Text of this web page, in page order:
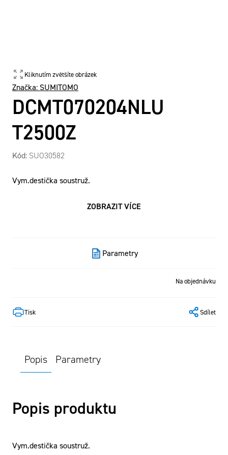
Kliknutím zvětšíte obrázek
DCMT070204NLU
T2500Z
Značka: SUMITOMO
Kód: SUO30582
Vym.destička soustruž.
ZOBRAZIT VÍCE
Tisk Sdílet
Na objednávku
Parametry
Popis Parametry
Popis produktu
Vym.destička soustruž.